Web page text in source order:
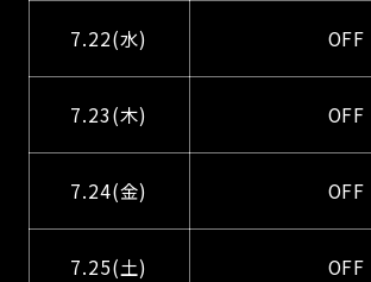
7.22(水) OFF
7.23(木) OFF
7.24(金) OFF
7.25(土) OFF